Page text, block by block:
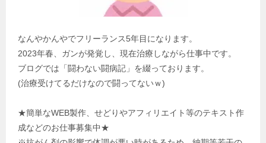
なんやかんやでフリーランス5年目になります。
2023年春、ガンが発覚し、現在治療しながら仕事中です。
ブログでは「闘わない闘病記」を綴っております。
(治療受けてるだけなので闘ってないｗ)
★簡単なWEB製作、せどりやアフィリエイト等のテキスト作
成などのお仕事募集中★